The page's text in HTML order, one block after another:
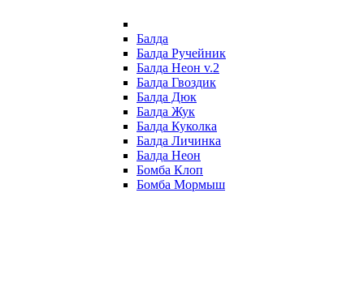
Балда
Балда Ручейник
Балда Неон v.2
Балда Гвоздик
Балда Дюк
Балда Жук
Балда Куколка
Балда Личинка
Балда Неон
Бомба Клоп
Бомба Мормыш